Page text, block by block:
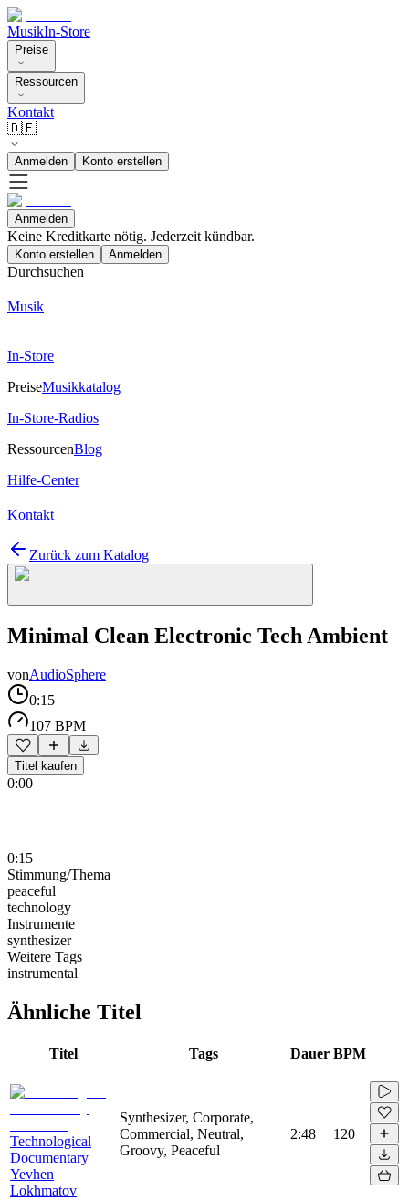
MusikIn-Store
Preise
Ressourcen
Kontakt
🇩🇪
Anmelden Konto erstellen
Anmelden
Keine Kreditkarte nötig. Jederzeit kündbar.
Konto erstellen Anmelden
Durchsuchen
Musik
In-Store
PreiseMusikkatalog
In-Store-Radios
RessourcenBlog
Hilfe-Center
Kontakt
Zurück zum Katalog
Minimal Clean Electronic Tech Ambient
vonAudioSphere
0:15
107 BPM
Titel kaufen
0:00
0:15
Stimmung/Thema
peaceful
technology
Instrumente
synthesizer
Weitere Tags
instrumental
Ähnliche Titel
Titel Tags Dauer BPM
Technological
Documentary
Yevhen
Lokhmatov
Synthesizer, Corporate,
Commercial, Neutral,
Groovy, Peaceful
2:48 120